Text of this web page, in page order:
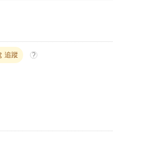
追蹤 ?